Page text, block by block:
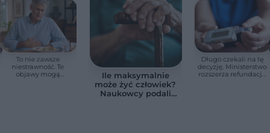
To nie zawsze
niestrawność. Te
objawy mogą
Ile maksymalnie
może żyć człowiek?
Naukowcy podali
Długo czekali na tę
decyzję. Ministerstwo
rozszerza refundację